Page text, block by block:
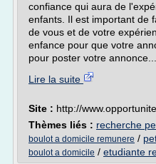
confiance qui aura de
enfants. Il est important de
de vous et de votre
enfance pour que votre
pour poster votre annonce...
Lire la suite
Site : http://
Thèmes liés : recherche
boulot a domicile remunere /
boulot a domicile / etudiante